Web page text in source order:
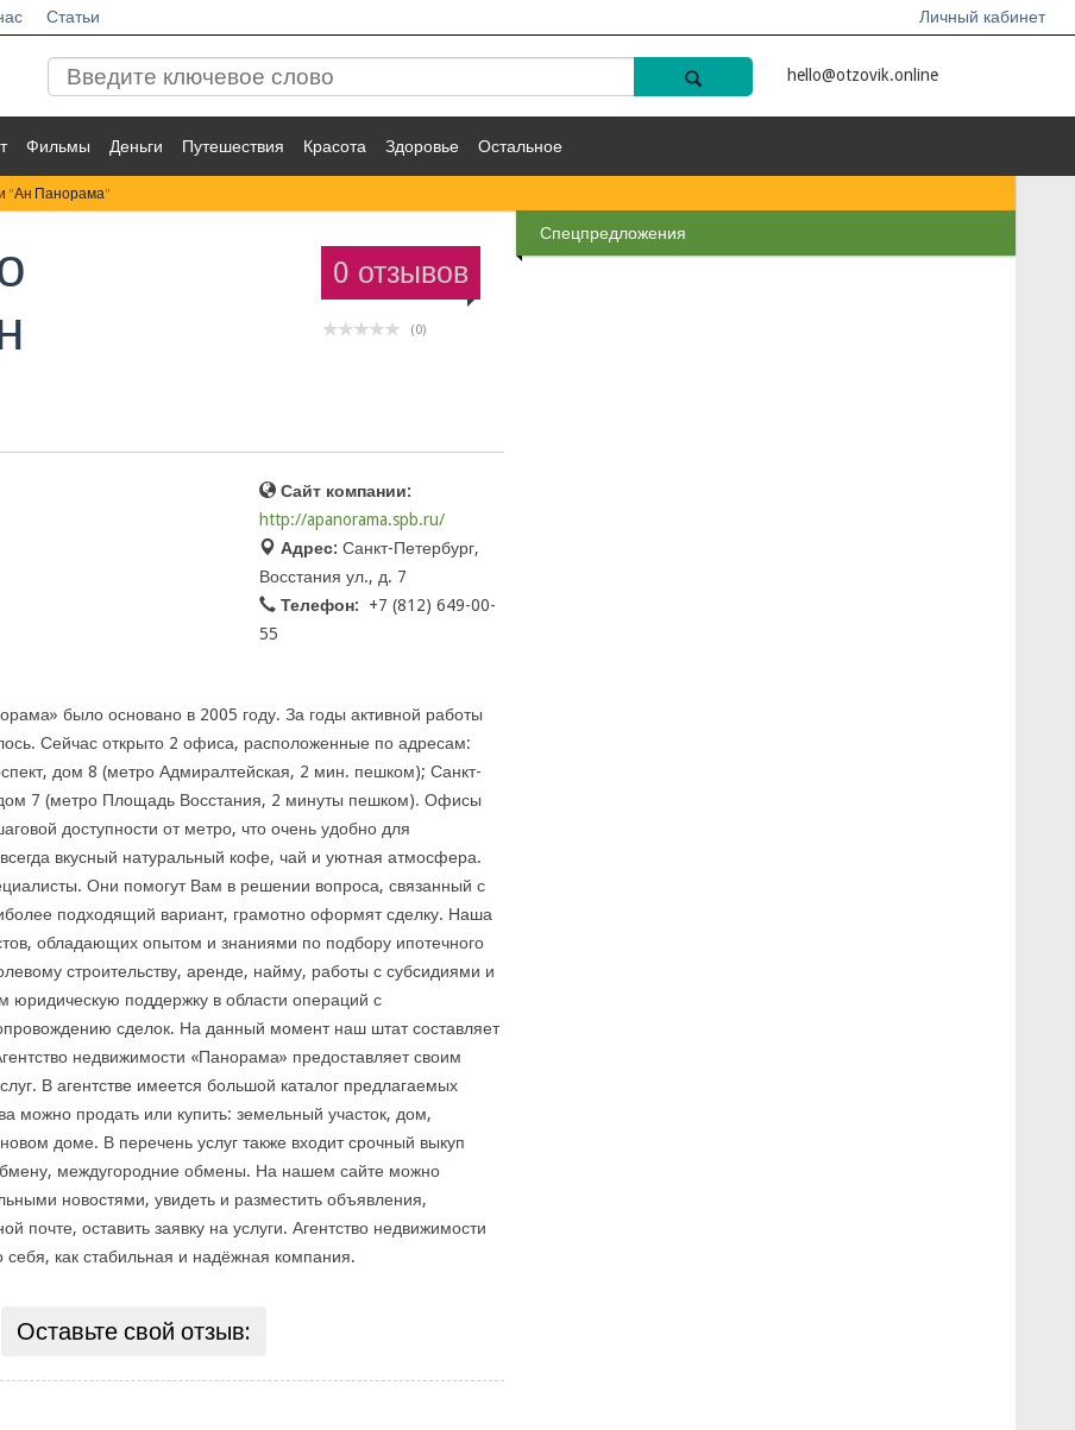
Статьи Личный кабинет
hello@otzovik.online
Фильмы Деньги Путешествия Красота Здоровье Остальное
"Ан Панорама"
0 отзывов
(0)
Сайт компании:
http://apanorama.spb.ru/
Адрес: Санкт-Петербург,
Восстания ул., д. 7
Телефон:
+7 (812) 649-00-
55
было основано в 2005 году. За годы активной работы
Сейчас открыто 2 офиса, расположенные по адресам:
дом 8 (метро Адмиралтейская, 2 мин. пешком); Санкт-
7 (метро Площадь Восстания, 2 минуты пешком). Офисы
доступности от метро, что очень удобно для
вкусный натуральный кофе, чай и уютная атмосфера.
Они помогут Вам в решении вопроса, связанный с
подходящий вариант, грамотно оформят сделку. Наша
обладающих опытом и знаниями по подбору ипотечного
строительству, аренде, найму, работы с субсидиями и
поддержку в области операций с
сделок. На данный момент наш штат составляет
недвижимости «Панорама» предоставляет своим
В агентстве имеется большой каталог предлагаемых
можно продать или купить: земельный участок, дом,
доме. В перечень услуг также входит срочный выкуп
междугородние обмены. На нашем сайте можно
новостями, увидеть и разместить объявления,
почте, оставить заявку на услуги. Агентство недвижимости
как стабильная и надёжная компания.
Оставьте свой отзыв:
Спецпредложения